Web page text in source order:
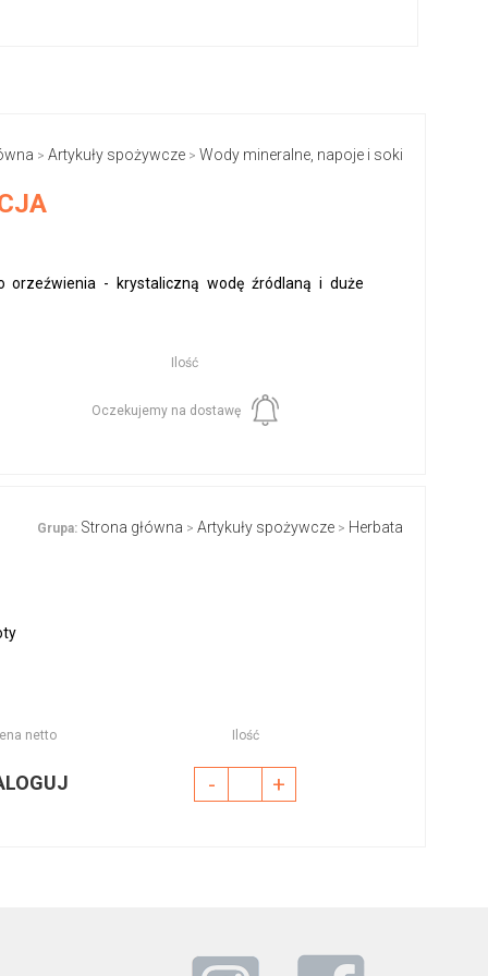
> Artykuły spożywcze > Wody mineralne, napoje i soki
- krystaliczną wodę źródlaną i duże
Ilość
Oczekujemy na dostawę
Grupa: Strona główna > Artykuły spożywcze > Herbata
netto Ilość
- +